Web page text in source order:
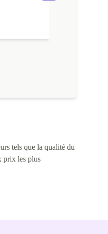
en
Cela fait
tels que la qualité du
prix les plus